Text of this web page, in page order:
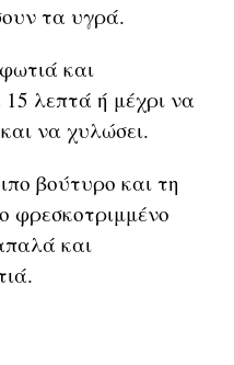
τα υγρά.
και
λεπτά ή μέχρι να
να χυλώσει.
βούτυρο και τη
φρεσκοτριμμένο
και